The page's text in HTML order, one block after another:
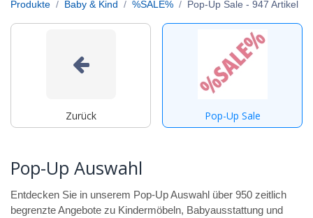
Produkte
Baby & Kind %SALE% Pop-Up Sale - 947 Artikel
Zurück Pop-Up Sale
Pop-Up Auswahl
Entdecken Sie in unserem Pop-Up Auswahl über 950 zeitlich
begrenzte Angebote zu Kindermöbeln, Babyausstattung und